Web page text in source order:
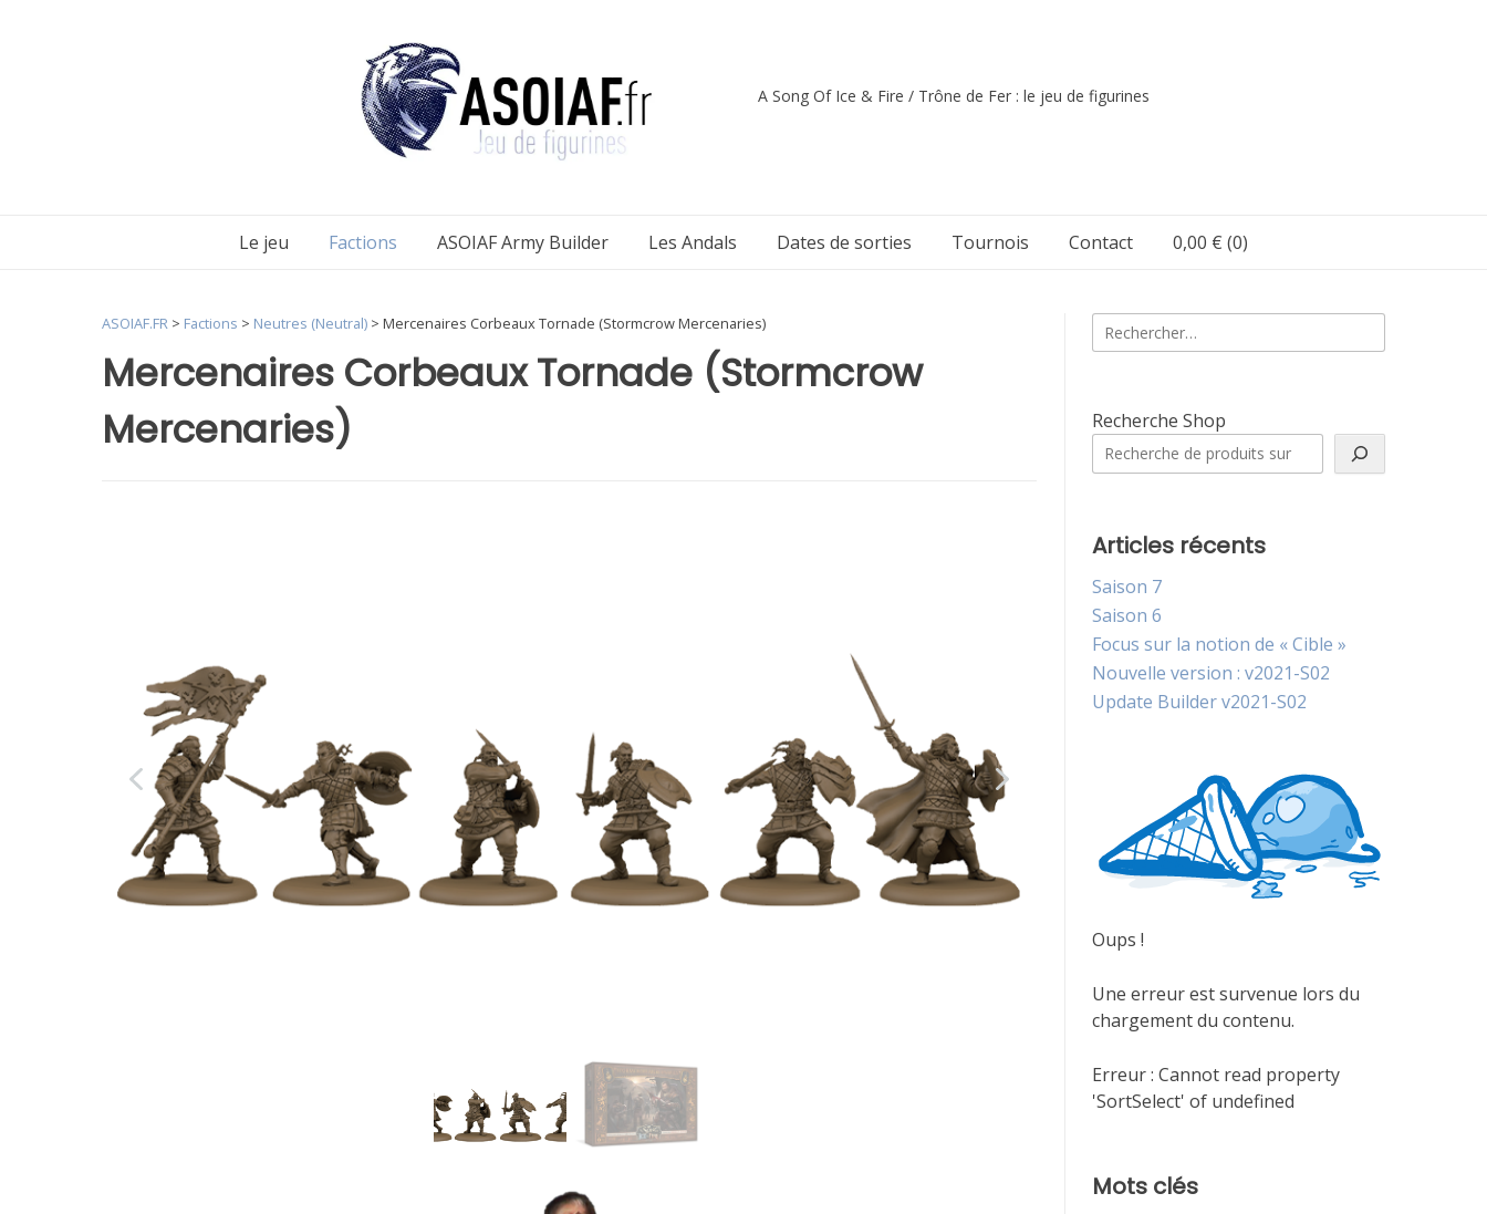
A Song Of Ice & Fire / Trône de Fer : le jeu de figurines
Le jeu Factions ASOIAF Army Builder Les Andals Dates de sorties Tournois Contact 0,00 € (0)
Mercenaires Corbeaux Tornade (Stormcrow
Mercenaries)
ASOIAF.FR > Factions > Neutres (Neutral) > Mercenaires Corbeaux Tornade (Stormcrow Mercenaries) Rechercher :
Recherche Shop
Articles récents
Saison 7
Saison 6
Focus sur la notion de « Cible »
Nouvelle version : v2021-S02
Update Builder v2021-S02
Oups !
Une erreur est survenue lors du
chargement du contenu.
Erreur : Cannot read property
'SortSelect' of undefined
Mots clés